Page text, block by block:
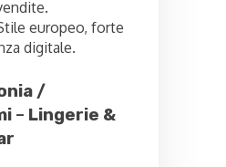
europeo, forte
digitale.
/
– Lingerie &